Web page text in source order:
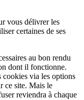
vous délivrer les
certaines de ses
au bon rendu
dont il fonctionne.
cookies via les options
ce site. Mais le
reviendra à chaque